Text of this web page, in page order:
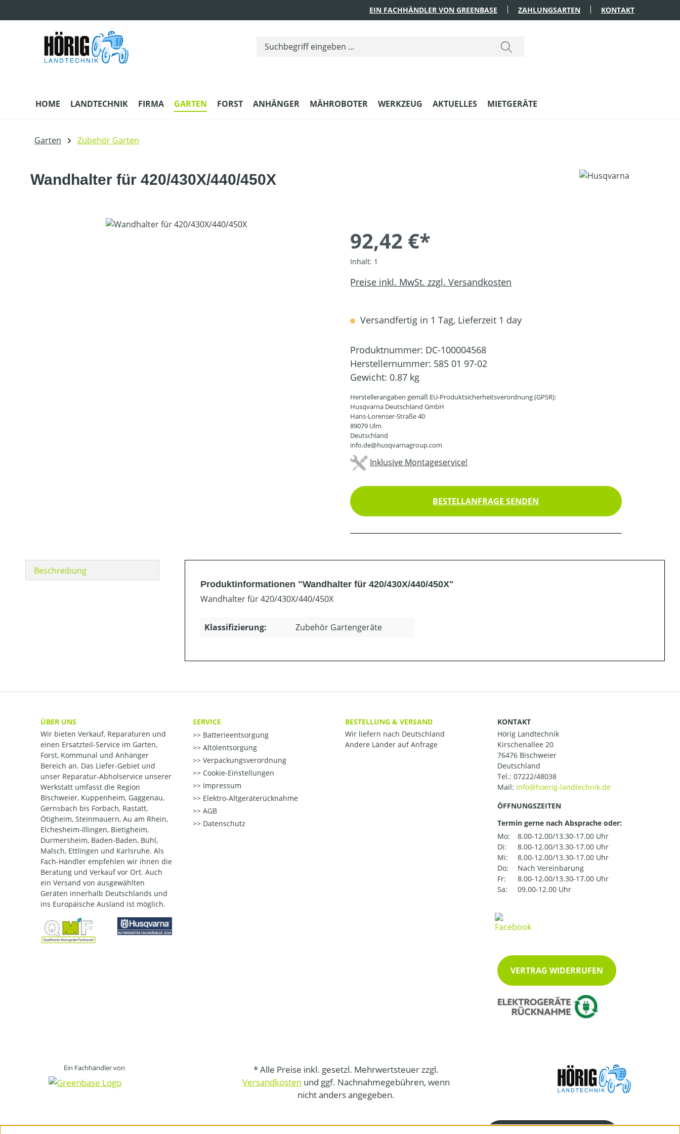
EIN FACHHÄNDLER VON GREENBASE ZAHLUNGSARTEN KONTAKT
HOME LANDTECHNIK FIRMA GARTEN FORST ANHÄNGER MÄHROBOTER WERKZEUG AKTUELLES MIETGERÄTE
Garten Zubehör Garten
Wandhalter für 420/430X/440/450X
Bildergalerie überspringen
92,42 €*
Inhalt: 1
Preise inkl. MwSt. zzgl. Versandkosten
Versandfertig in 1 Tag, Lieferzeit 1 day
Produktnummer: DC-100004568
Herstellernummer: 585 01 97-02
Gewicht: 0.87 kg
Herstellerangaben gemäß EU-Produktsicherheitsverordnung (GPSR):
Husqvarna Deutschland GmbH
Hans-Lorenser-Straße 40
89079 Ulm
Deutschland
info.de@husqvarnagroup.com
Inklusive Montageservice!
BESTELLANFRAGE SENDEN
Beschreibung
Produktinformationen "Wandhalter für 420/430X/440/450X"
Wandhalter für 420/430X/440/450X
Klassifizierung: Zubehör Gartengeräte
ÜBER UNS
Wir bieten Verkauf, Reparaturen und
einen Ersatzteil-Service im Garten,
Forst, Kommunal und Anhänger
Bereich an. Das Liefer-Gebiet und
unser Reparatur-Abholservice unserer
Werkstatt umfasst die Region
BIschweier, Kuppenheim, Gaggenau,
Gernsbach bis Forbach, Rastatt,
Ötigheim, Steinmauern, Au am Rhein,
Elchesheim-Illingen, Bietigheim,
Durmersheim, Baden-Baden, Bühl,
Malsch, Ettlingen und Karlsruhe. Als
Fach-Händler empfehlen wir ihnen die
Beratung und Verkauf vor Ort. Auch
ein Versand von ausgewählten
Geräten innerhalb Deutschlands und
ins Europäische Ausland ist möglich.
SERVICE
Batterieentsorgung
Altölentsorgung
Verpackungsverordnung
Cookie-Einstellungen
Impressum
Elektro-Altgeräterücknahme
AGB
Datenschutz
BESTELLUNG & VERSAND
Wir liefern nach Deutschland
Andere Länder auf Anfrage
KONTAKT
Hörig Landtechnik
Kirschenallee 20
76476 Bischweier
Deutschland
Tel.: 07222/48038
Mail:
ÖFFNUNGSZEITEN
Termin gerne nach Absprache oder:
Mo:
8.00-12.00/13.30-17.00 Uhr
Di:
8.00-12.00/13.30-17.00 Uhr
Mi:
8.00-12.00/13.30-17.00 Uhr
Do:
Nach Vereinbarung
Fr:
8.00-12.00/13.30-17.00 Uhr
Sa:
09.00-12.00 Uhr
VERTRAG WIDERRUFEN
Ein Fachhändler von
* Alle Preise inkl. gesetzl. Mehrwertsteuer zzgl.
Versandkosten und ggf. Nachnahmegebühren, wenn
nicht anders angegeben.